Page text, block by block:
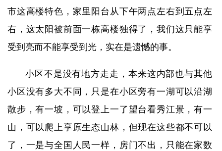
市这高楼特色，家里阳台从下午两点左右到五点左
右，这太阳被前面一栋高楼独得了，我们这只能享
受到亮而不能享受到光，实在是遗憾的事。
小区不是没有地方走走，本来这内部也与其他
小区没有多大不同，只是在小区旁有一湖可以沿湖
散步，有一坡，可以登上一了望台看秀江景，有一
山，可以爬上享原生态山林，但现在这些都不可以
了，一是与全国人民一样，房门不出，只能在家数